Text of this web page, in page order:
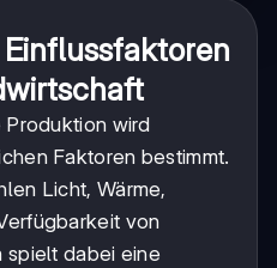
wird
Faktoren bestimmt.
Licht, Wärme,
von
spielt dabei eine